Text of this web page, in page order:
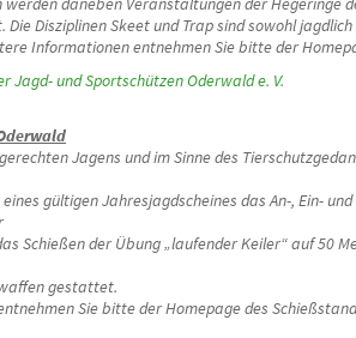
Disziplinen Skeet und Trap sind sowohl
Informationen entnehmen Sie bitte der
Jagd- und Sportschützen Oderwald e. V.
Jagens und im Sinne des
gültigen Jahresjagdscheines das An-, Ein- und
Schießen der Übung „laufender Keiler“ auf 50
gestattet.
Sie bitte der Homepage des